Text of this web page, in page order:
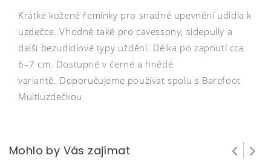
Krátké kožené řemínky pro snadné upevnění udidla k
uzdečce. Vhodné také pro cavessony, sidepully a
další bezudidlové typy uždění. Délka po zapnutí cca
6–7 cm. Dostupné v černé a hnědé
variantě. Doporučujeme používat spolu s Barefoot
Multiuzdečkou
Mohlo by Vás zajímat